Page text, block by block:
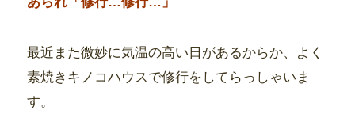
最近また微妙に気温の高い日があるからか、よく
素焼きキノコハウスで修行をしてらっしゃいま
す。